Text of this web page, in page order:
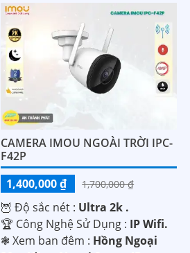
CAMERA IMOU NGOÀI TRỜI IPC-
F42P
1,400,000 ₫
1,700,000 ₫
🦉 Độ sắc nét : Ultra 2k .
🏆 Công Nghệ Sử Dụng : IP Wifi.
❃ Xem ban đêm : Hồng Ngoại